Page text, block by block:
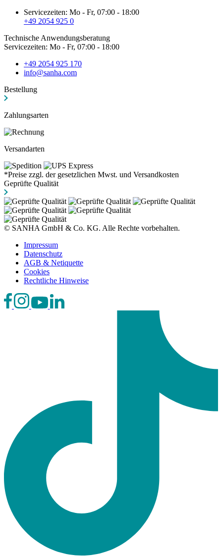
Servicezeiten: Mo - Fr, 07:00 - 18:00
+49 2054 925 0
Technische Anwendungsberatung
Servicezeiten: Mo - Fr, 07:00 - 18:00
+49 2054 925 170
info@sanha.com
Bestellung
Zahlungsarten
Versandarten
*Preise zzgl. der gesetzlichen Mwst. und Versandkosten
Geprüfte Qualität
© SANHA GmbH & Co. KG. Alle Rechte vorbehalten.
Impressum
Datenschutz
AGB & Netiquette
Cookies
Rechtliche Hinweise